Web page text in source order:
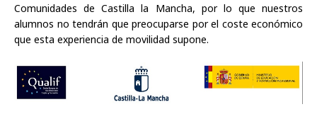
Comunidades de Castilla la Mancha, por lo que nuestros
alumnos no tendrán que preocuparse por el coste económico
que esta experiencia de movilidad supone.